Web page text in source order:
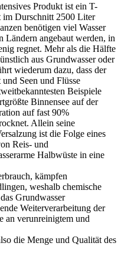
Produkt ist ein T-
im Durschnitt 2500 Liter
benötigen viel Wasser
Ländern angebaut werden, in
regnet. Mehr als die Hälfte
aus Grundwasser oder
wiederum dazu, dass der
Seen und Flüsse
Beispiele
Binnensee auf der
auf fast 90%
Allein seine
ist die Folge eines
Reis- und
Halbwüste in eine
kämpfen
weshalb chemische
Grundwasser
Weiterverarbeitung der
an verunreinigtem und
die Menge und Qualität des